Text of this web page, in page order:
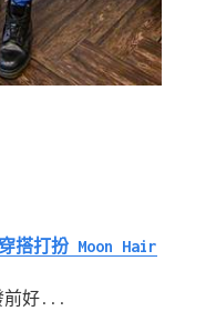
搭打扮 Moon Hair
前好...